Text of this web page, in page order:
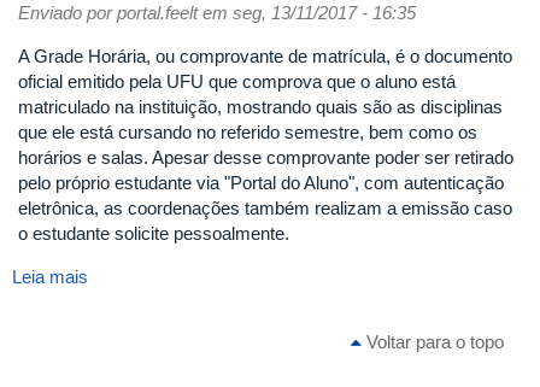
Período
Enviado porportal.feeltem seg, 13/11/2017 - 16:35
A Grade Horária, ou comprovante de matrícula, é o documento
oficial emitido pela UFU que comprova que o aluno está
matriculado na instituição, mostrando quais são as disciplinas
que ele está cursando no referido semestre, bem como os
horários e salas. Apesar desse comprovante poder ser retirado
pelo próprio estudante via "Portal do Aluno", com autenticação
eletrônica, as coordenações também realizam a emissão caso
o estudante solicite pessoalmente.
Leia mais
Voltar para o topo